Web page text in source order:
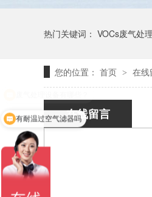
热门关键词： VOCs废气处理
您的位置： 首页 > 在线
在线留言
有耐温过空气滤器吗